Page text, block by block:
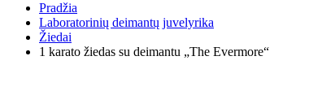
Pradžia
Laboratorinių deimantų juvelyrika
Žiedai
1 karato žiedas su deimantu „The Evermore“